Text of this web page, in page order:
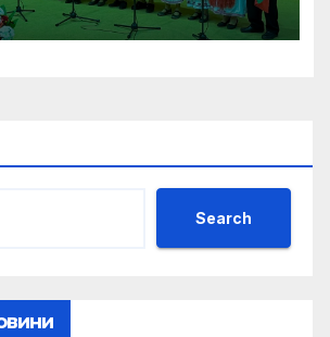
енергия
Search